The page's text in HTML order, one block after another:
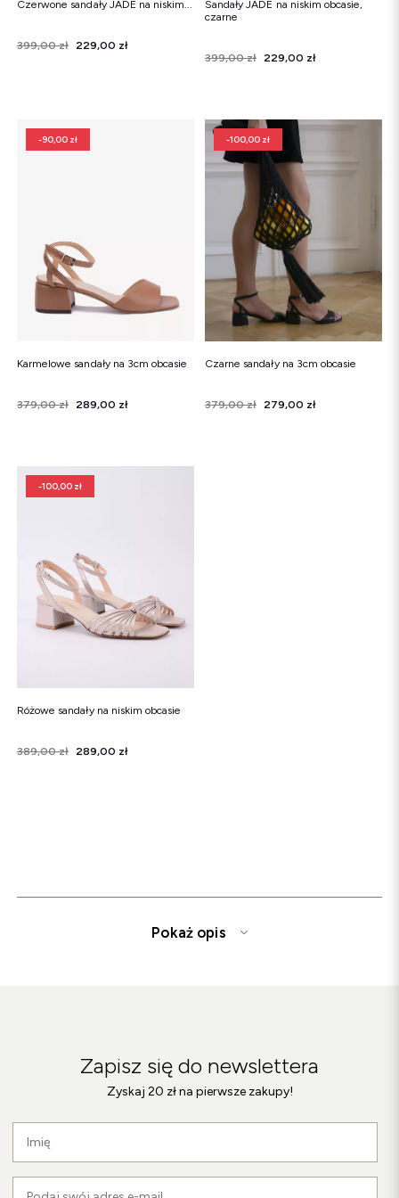
Czerwone sandały JADE na niskim...
Cena
Cena regularna
399,00 zł 229,00 zł
Sandały JADE na niskim obcasie,
czarne
Cena
Cena regularna
399,00 zł 229,00 zł
-90,00 zł
Karmelowe sandały na 3cm obcasie
Cena
Cena regularna
379,00 zł 289,00 zł
-100,00 zł
Czarne sandały na 3cm obcasie
Cena
Cena regularna
379,00 zł 279,00 zł
-100,00 zł
Różowe sandały na niskim obcasie
Cena
Cena regularna
389,00 zł 289,00 zł
Pokaż opis
W Botimo znajdziesz szeroki wybór sandałów damskich
oraz męskich, które łączą komfort noszenia z
nowoczesnym wzornictwem. Oferujemy sandały na płaskiej
podeszwie, eleganckie modele na koturnie, a także
sportowe warianty idealne na aktywne dni.
Każda para sandałów Botimo wykonana jest z najwyższej
Zapisz się do newslettera
Zyskaj 20 zł na pierwsze zakupy!